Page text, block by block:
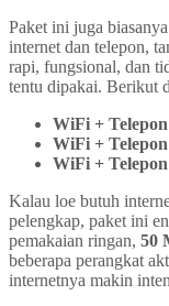
Paket ini juga
internet dan telepon,
rapi, fungsional, dan
tentu dipakai. Berikut
WiFi +
WiFi +
WiFi +
Kalau loe butuh
pelengkap, paket ini
pemakaian ringan, 50
beberapa perangkat
internetnya makin